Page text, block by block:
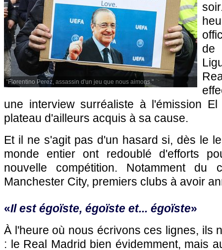
"Florentino Perez, assassin d'un jeu que nous aimons."
de
une interview surréaliste à l'émission
plateau d'ailleurs acquis à sa cause.
Et il ne s'agit pas d'un hasard si, dès le
monde entier ont redoublé d'efforts
nouvelle compétition. Notamment
Manchester City, premiers clubs à avoir
«Il est égoïste, égoïste et... égoïste»
À l'heure où nous écrivons ces lignes, ils
: le Real Madrid bien évidemment, mais